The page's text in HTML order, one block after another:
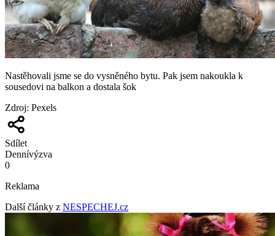
Nastěhovali jsme se do vysněného bytu. Pak jsem nakoukla k
sousedovi na balkon a dostala šok
Zdroj: Pexels
Sdílet
Dennívýzva
0
Reklama
Další články z NESPECHEJ.cz